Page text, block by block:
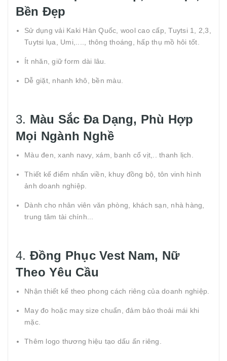
Bền Đẹp
Sử dụng vải Kaki Hàn Quốc, wool cao cấp, Tuytsi 1, 2,3,
Tuytsi lụa, Umi,...., thông thoáng, hấp thụ mồ hôi tốt.
Ít nhăn, giữ form dài lâu.
Dễ giặt, nhanh khô, bền màu.
3. Màu Sắc Đa Dạng, Phù Hợp
Mọi Ngành Nghề
Màu đen, xanh navy, xám, banh cổ vịt,.. thanh lịch.
Thiết kế điểm nhấn viền, khuy đồng bộ, tôn vinh hình
ảnh doanh nghiệp.
Dành cho nhân viên văn phòng, khách sạn, nhà hàng,
trung tâm tài chính...
4. Đồng Phục Vest Nam, Nữ
Theo Yêu Cầu
Nhận thiết kế theo phong cách riêng của doanh nghiệp.
May đo hoặc may size chuẩn, đảm bảo thoải mái khi
mặc.
Thêm logo thương hiệu tạo dấu ấn riêng.